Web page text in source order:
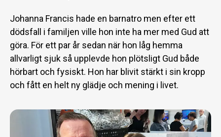
Johanna Francis hade en barnatro men efter ett
dödsfall i familjen ville hon inte ha mer med Gud att
göra. För ett par år sedan när hon låg hemma
allvarligt sjuk så upplevde hon plötsligt Gud både
hörbart och fysiskt. Hon har blivit stärkt i sin kropp
och fått en helt ny glädje och mening i livet.